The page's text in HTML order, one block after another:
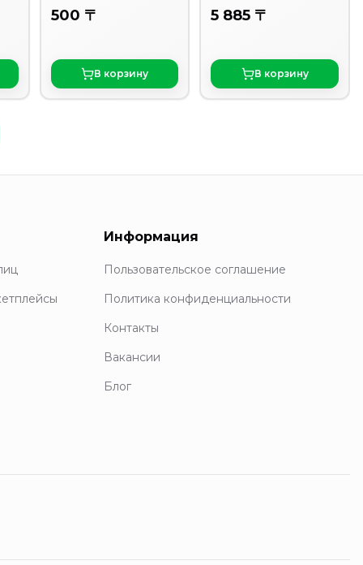
0,45Л СТ/Б
500 〒
В корзину
5 885 〒
В корзину
Информация
Пользовательское соглашение
Политика конфиденциальности
Контакты
Вакансии
Блог